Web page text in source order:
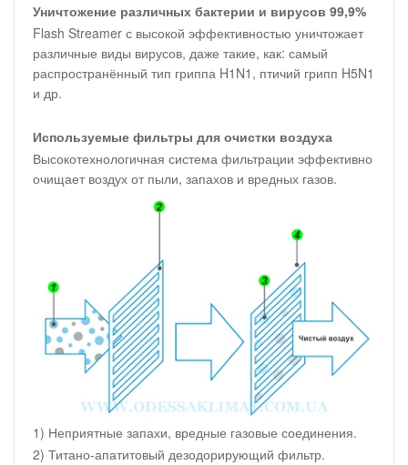
Уничтожение различных бактерии и вирусов 99,9%
Flash Streamer с высокой эффективностью уничтожает
различные виды вирусов, даже такие, как: самый
распространённый тип гриппа H1N1, птичий грипп H5N1
и др.
Используемые фильтры для очистки воздуха
Высокотехнологичная система фильтрации эффективно
очищает воздух от пыли, запахов и вредных газов.
1) Неприятные запахи, вредные газовые соединения.
2) Титано-апатитовый дезодорирующий фильтр.